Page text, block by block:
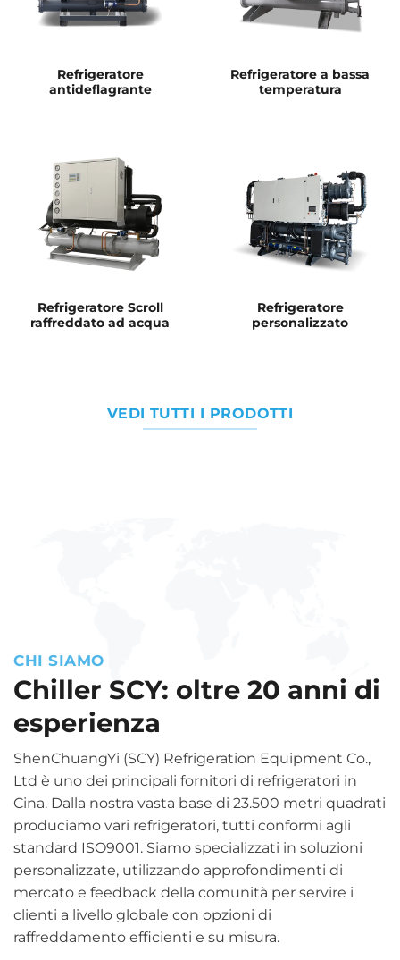
Refrigeratore
antideflagrante
Refrigeratore a bassa
temperatura
Refrigeratore Scroll
raffreddato ad acqua
Refrigeratore
personalizzato
VEDI TUTTI I PRODOTTI
CHI SIAMO
Chiller SCY: oltre 20 anni di
esperienza
ShenChuangYi (SCY) Refrigeration Equipment Co.,
Ltd è uno dei principali fornitori di refrigeratori in
Cina. Dalla nostra vasta base di 23.500 metri quadrati
produciamo vari refrigeratori, tutti conformi agli
standard ISO9001. Siamo specializzati in soluzioni
personalizzate, utilizzando approfondimenti di
mercato e feedback della comunità per servire i
clienti a livello globale con opzioni di
raffreddamento efficienti e su misura.